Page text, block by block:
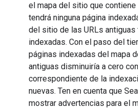
el mapa del sitio que contiene
tendrá ninguna página
del sitio de las URLs antiguas
indexadas. Con el paso del
páginas indexadas del mapa
antiguas disminuiría a cero
correspondiente de la
nuevas. Ten en cuenta que
mostrar advertencias para el